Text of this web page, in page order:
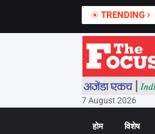
TRENDING
7 August 2026
होम विशेष